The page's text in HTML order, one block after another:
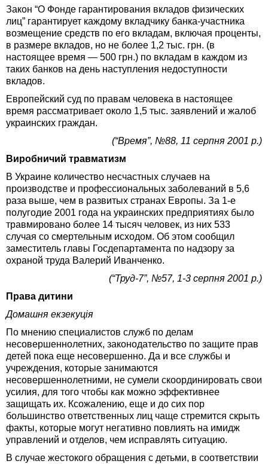
Закон “О Фонде гарантирования вкладов физических
лиц” гарантирует каждому вкладчику банка-участника
возмещение средств по его вкладам, включая проценты,
в размере вкладов, но не более 1,2 тыс. грн. (в
настоящее время — 500 грн.) по вкладам в каждом из
таких банков на день наступления недоступности
вкладов.
Европейский суд по правам человека в настоящее
время рассматривает около 1,5 тыс. заявлений и жалоб
украинских граждан.
(“Время”, №88, 11 серпня 2001 р.)
Виробничий травматизм
В Украине количество несчастных случаев на
производстве и профессиональных заболеваний в 5,6
раза выше, чем в развитых странах Европы. За 1-е
полугодие 2001 года на украинских предприятиях было
травмировано более 14 тысяч человек, из них 533
случая со смертельным исходом. Об этом сообщил
заместитель главы Госдепартамента по надзору за
охраной труда Валерий Иванченко.
(“Труд-7”, №57, 1-3 серпня 2001 р.)
Права дитини
Домашня екзекуція
По мнению специалистов служб по делам
несовершеннолетних, законодательство по защите прав
детей пока еще несовершенно. Да и все службы и
учреждения, которые занимаются
несовершеннолетними, не сумели скоординировать свои
усилия, для того чтобы как можно эффективнее
защищать их. Ксожалению, еще и до сих пор
большинство ответственных лиц чаще стремится скрыть
факты, которые могут негативно повлиять на имидж
управлений и отделов, чем исправлять ситуацию.
В случае жестокого обращения с детьми, в соответствии